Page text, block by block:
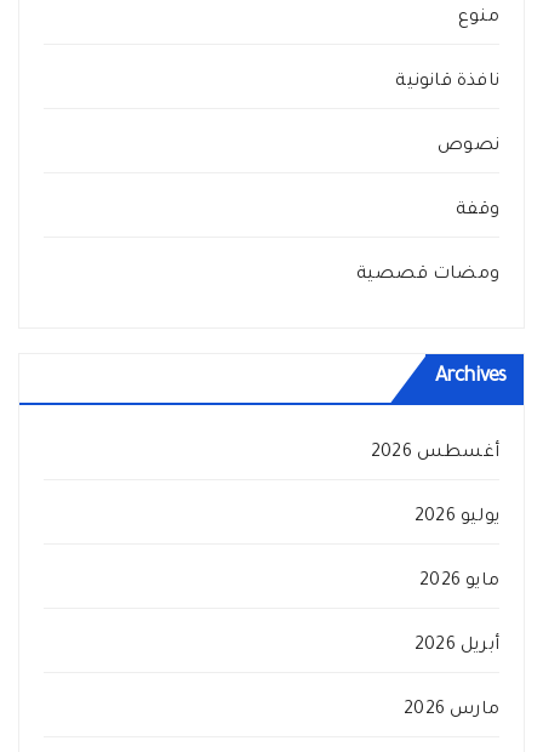
منوع
نافذة قانونية
نصوص
وقفة
ومضات قصصية
Archives
أغسطس 2026
يوليو 2026
مايو 2026
أبريل 2026
مارس 2026